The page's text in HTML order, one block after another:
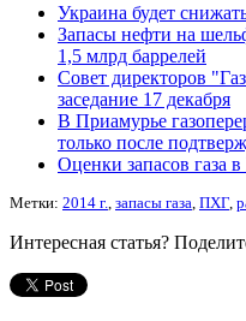
Украина будет
Запасы нефти на
1,5 млрд баррелей
Совет директоров
заседание 17 декабря
В Приамурье
только после
Оценки запасов газа
Метки: 2014 г. запасы газа ПХГ
Интересная статья?